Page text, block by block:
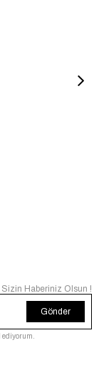
Haberiniz Olsun !
Gönder
ediyorum.